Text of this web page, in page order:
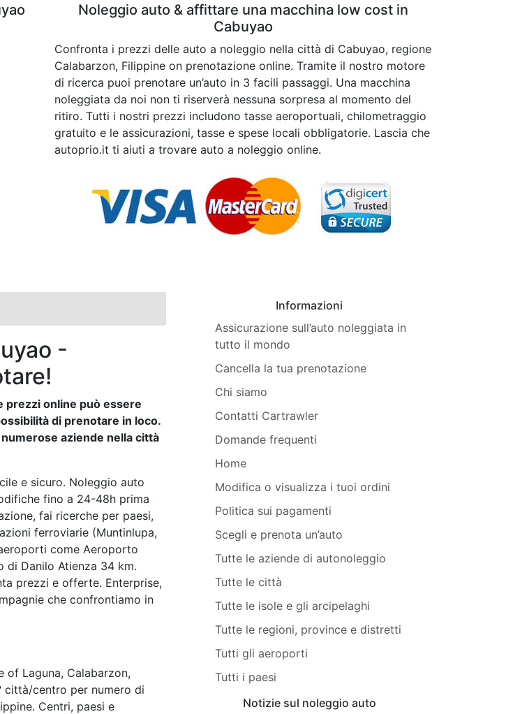
Noleggio auto & affittare una macchina low cost in
Cabuyao
Confronta i prezzi delle auto a noleggio nella città di Cabuyao, regione
Calabarzon, Filippine on prenotazione online. Tramite il nostro motore
di ricerca puoi prenotare un’auto in 3 facili passaggi. Una macchina
noleggiata da noi non ti riserverà nessuna sorpresa al momento del
ritiro. Tutti i nostri prezzi includono tasse aeroportuali, chilometraggio
gratuito e le assicurazioni, tasse e spese locali obbligatorie. Lascia che
autoprio.it ti aiuti a trovare auto a noleggio online.
-
prezzi online può essere
di prenotare in loco.
aziende nella città
e sicuro. Noleggio auto
fino a 24-48h prima
fai ricerche per paesi,
ferroviarie (Muntinlupa,
come Aeroporto
di Danilo Atienza 34 km.
prezzi e offerte. Enterprise,
che confrontiamo in
Laguna, Calabarzon,
città/centro per numero di
Centri, paesi e
Informazioni
Assicurazione sull’auto noleggiata in
tutto il mondo
Cancella la tua prenotazione
Chi siamo
Contatti Cartrawler
Domande frequenti
Home
Modifica o visualizza i tuoi ordini
Politica sui pagamenti
Scegli e prenota un’auto
Tutte le aziende di autonoleggio
Tutte le città
Tutte le isole e gli arcipelaghi
Tutte le regioni, province e distretti
Tutti gli aeroporti
Tutti i paesi
Notizie sul noleggio auto